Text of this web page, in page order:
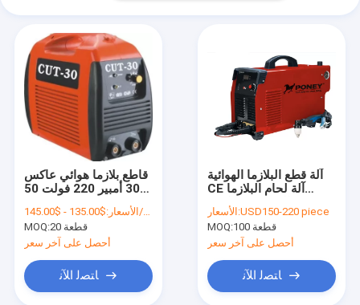
قاطع بلازما هوائي عاكس
30 أمبير 220 فولت 50
هرتز مع فجوة قطع ضيقة
الأسعار: $135.00 - $145.00/Pieces
MOQ:
20 قطعة
أحصل على آخر سعر
ﺎﺘﺼﻟ ﺍﻶﻧ
آلة قطع البلازما الهوائية
CE آلة لحام البلازما
الأسعار:USD150-220 piece
MOQ:
100 قطعة
أحصل على آخر سعر
ﺎﺘﺼﻟ ﺍﻶﻧ